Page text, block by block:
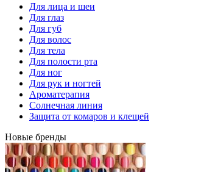
Для лица и шеи
Для глаз
Для губ
Для волос
Для тела
Для полости рта
Для ног
Для рук и ногтей
Ароматерапия
Солнечная линия
Защита от комаров и клещей
Новые бренды